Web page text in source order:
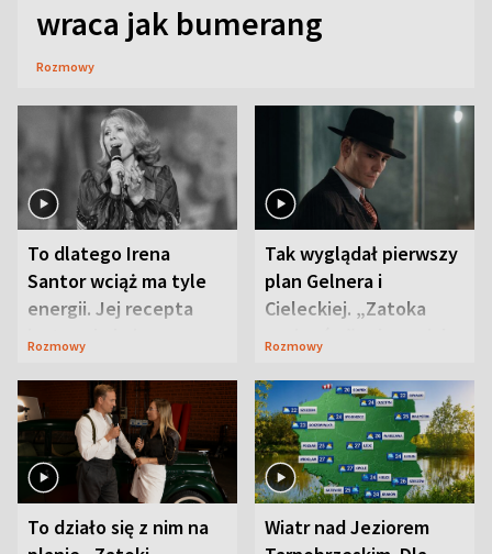
wraca jak bumerang
Rozmowy
To dlatego Irena
Santor wciąż ma tyle
energii. Jej recepta
jest zaskakująco
Rozmowy
Tak wyglądał pierwszy
plan Gelnera i
Cieleckiej. „Zatoka
szpiegów” od razu ich
Rozmowy
To działo się z nim na
Wiatr nad Jeziorem